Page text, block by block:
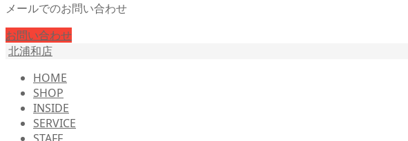
メールでのお問い合わせ
お問い合わせ
北浦和店
HOME
SHOP
INSIDE
SERVICE